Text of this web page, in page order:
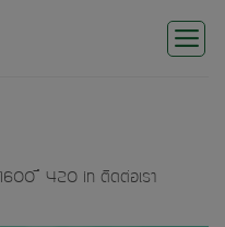
1600 × 420 in ติดต่อเรา